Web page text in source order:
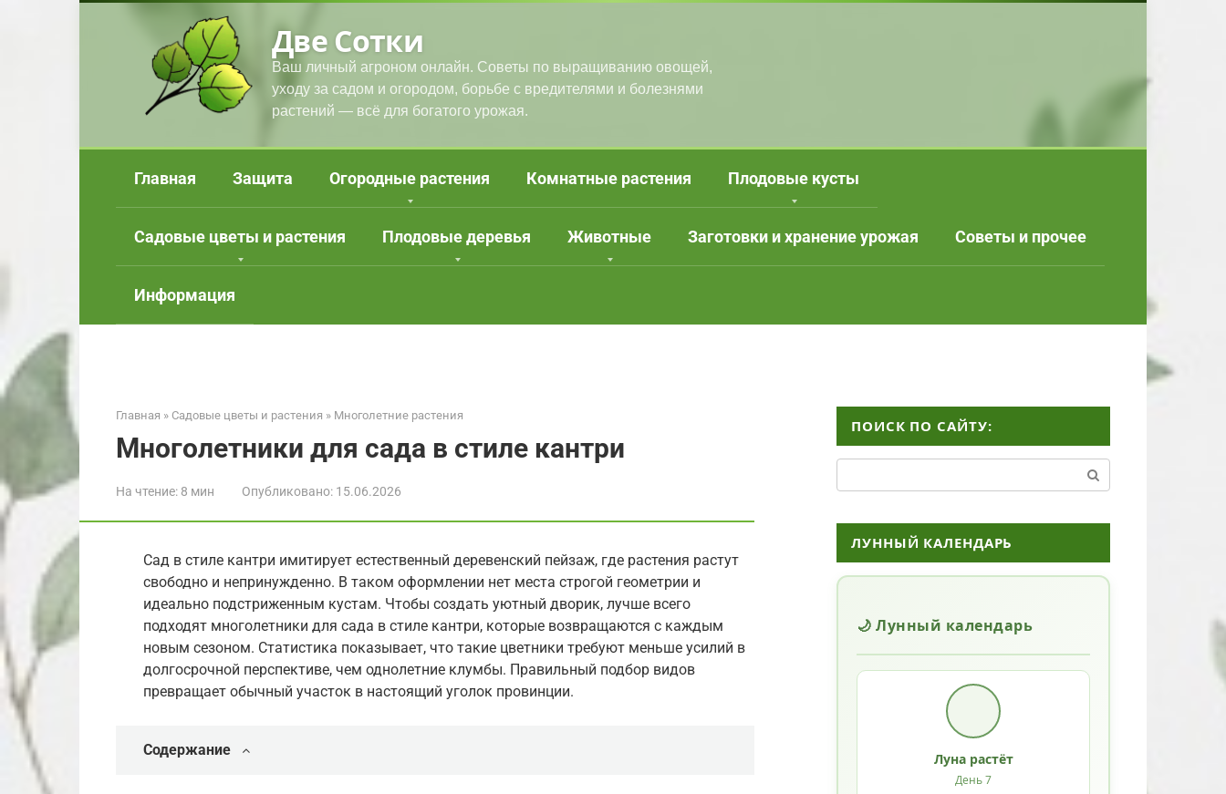
Две Сотки
Ваш личный агроном онлайн. Советы по выращиванию овощей,
уходу за садом и огородом, борьбе с вредителями и болезнями
растений — всё для богатого урожая.
Главная Защита Огородные растения Комнатные растения Плодовые кусты
Садовые цветы и растения Плодовые деревья Животные Заготовки и хранение урожая Советы и прочее
Информация
Главная » Садовые цветы и растения » Многолетние растения
Многолетники для сада в стиле кантри
На чтение: 8 мин Опубликовано: 15.06.2026
Сад в стиле кантри имитирует естественный деревенский пейзаж, где растения растут
свободно и непринужденно. В таком оформлении нет места строгой геометрии и
идеально подстриженным кустам. Чтобы создать уютный дворик, лучше всего
подходят многолетники для сада в стиле кантри, которые возвращаются с каждым
новым сезоном. Статистика показывает, что такие цветники требуют меньше усилий в
долгосрочной перспективе, чем однолетние клумбы. Правильный подбор видов
превращает обычный участок в настоящий уголок провинции.
Содержание
ПОИСК ПО САЙТУ:
ЛУННЫЙ КАЛЕНДАРЬ
🌙 Лунный календарь
Луна растёт
День 7